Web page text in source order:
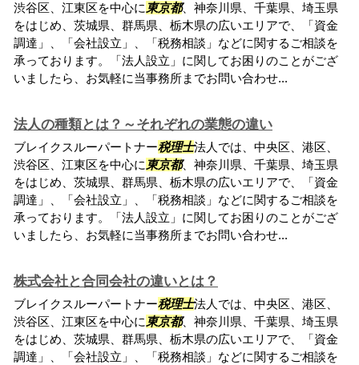
渋谷区、江東区を中心に 東京都、神奈川県、千葉県、埼玉県
をはじめ、茨城県、群馬県、栃木県の広いエリアで、「資金
調達」、「会社設立」、「税務相談」などに関するご相談を
承っております。「法人設立」に関してお困りのことがござ
いましたら、お気軽に当事務所までお問い合わせ...
法人の種類とは？～それぞれの業態の違い
ブレイクスルーパートナー税理士法人では、中央区、港区、
渋谷区、江東区を中心に 東京都、神奈川県、千葉県、埼玉県
をはじめ、茨城県、群馬県、栃木県の広いエリアで、「資金
調達」、「会社設立」、「税務相談」などに関するご相談を
承っております。「法人設立」に関してお困りのことがござ
いましたら、お気軽に当事務所までお問い合わせ...
株式会社と合同会社の違いとは？
ブレイクスルーパートナー税理士法人では、中央区、港区、
渋谷区、江東区を中心に 東京都、神奈川県、千葉県、埼玉県
をはじめ、茨城県、群馬県、栃木県の広いエリアで、「資金
調達」、「会社設立」、「税務相談」などに関するご相談を